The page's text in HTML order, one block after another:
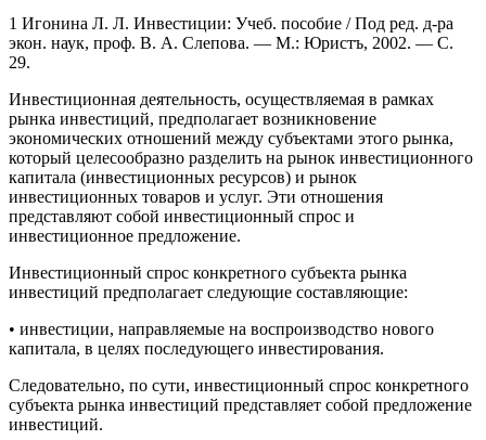
1 Игонина Л. Л. Инвестиции: Учеб. пособие / Под ред. д-ра
экон. наук, проф. В. А. Слепова. — М.: Юристъ, 2002. — С.
29.
Инвестиционная деятельность, осуществляемая в рамках
рынка инвестиций, предполагает возникновение
экономических отношений между субъектами этого рынка,
который целесообразно разделить на рынок инвестиционного
капитала (инвестиционных ресурсов) и рынок
инвестиционных товаров и услуг. Эти отношения
представляют собой инвестиционный спрос и
инвестиционное предложение.
Инвестиционный спрос конкретного субъекта рынка
инвестиций предполагает следующие составляющие:
• инвестиции, направляемые на воспроизводство нового
капитала, в целях последующего инвестирования.
Следовательно, по сути, инвестиционный спрос конкретного
субъекта рынка инвестиций представляет собой предложение
инвестиций.